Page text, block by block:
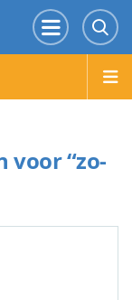
Menu
voor “zo-